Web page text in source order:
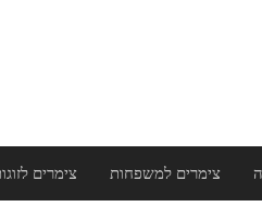
צימרים למשפחות צימרים